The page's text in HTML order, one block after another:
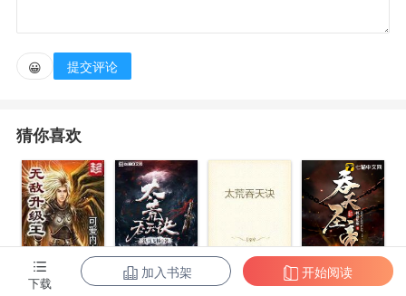
😀 提交评论
猜你喜欢
无敌升级王
柳无邪和徐凌
太荒吞天诀
吞天圣帝
下载
加入书架 开始阅读